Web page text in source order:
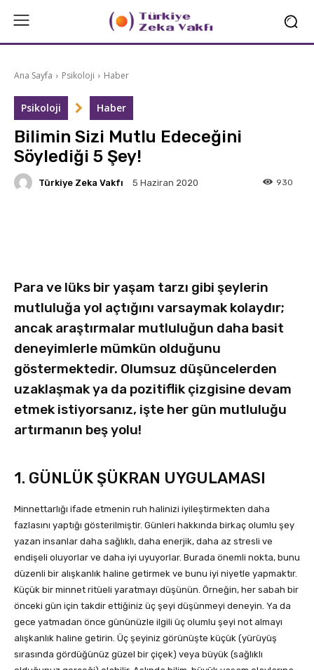
Ana Sayfa Psikoloji Haber
Psikoloji Haber
Bilimin Sizi Mutlu Edeceğini
Söylediği 5 Şey!
Türkiye Zeka Vakfı 5 Haziran 2020 930
Para ve lüks bir yaşam tarzı gibi şeylerin
mutluluğa yol açtığını varsaymak kolaydır;
ancak araştırmalar mutluluğun daha basit
deneyimlerle mümkün olduğunu
göstermektedir. Olumsuz düşüncelerden
uzaklaşmak ya da pozitiflik çizgisine devam
etmek istiyorsanız, işte her gün mutluluğu
artırmanın beş yolu!
1. GÜNLÜK ŞÜKRAN UYGULAMASI
Minnettarlığı ifade etmenin ruh halinizi iyileştirmekten daha
fazlasını yaptığı gösterilmiştir. Günleri hakkında birkaç olumlu şey
yazan insanlar daha sağlıklı, daha enerjik, daha az stresli ve
endişeli oluyorlar ve daha iyi uyuyorlar. Burada önemli nokta, bunu
düzenli bir alışkanlık haline getirmek ve bunu iyi niyetle yapmaktır.
Küçük bir minnet ritüeli yaratmayı düşünün. Örneğin, her sabah bir
önceki gün için takdir ettiğiniz üç şeyi düşünmeyi deneyin. Ya da
gece yatmadan önce gününüzle ilgili üç olumlu şeyi not almayı
alışkanlık haline getirin. Üç şeyiniz görünüşte küçük (yürüyüş
sırasında gördüğünüz güzel bir çiçek) veya büyük (sağlıklı